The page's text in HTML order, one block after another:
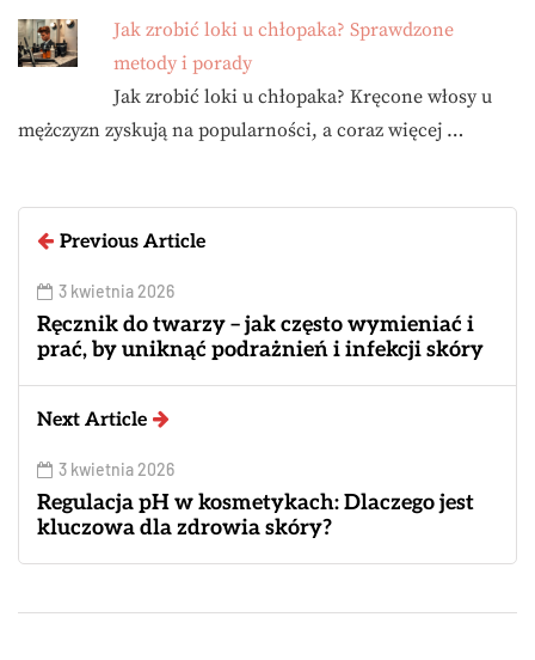
Jak zrobić loki u chłopaka? Sprawdzone
metody i porady
Jak zrobić loki u chłopaka? Kręcone włosy u
mężczyzn zyskują na popularności, a coraz więcej …
Previous Article
3 kwietnia 2026
Ręcznik do twarzy – jak często wymieniać i
prać, by uniknąć podrażnień i infekcji skóry
Next Article
3 kwietnia 2026
Regulacja pH w kosmetykach: Dlaczego jest
kluczowa dla zdrowia skóry?